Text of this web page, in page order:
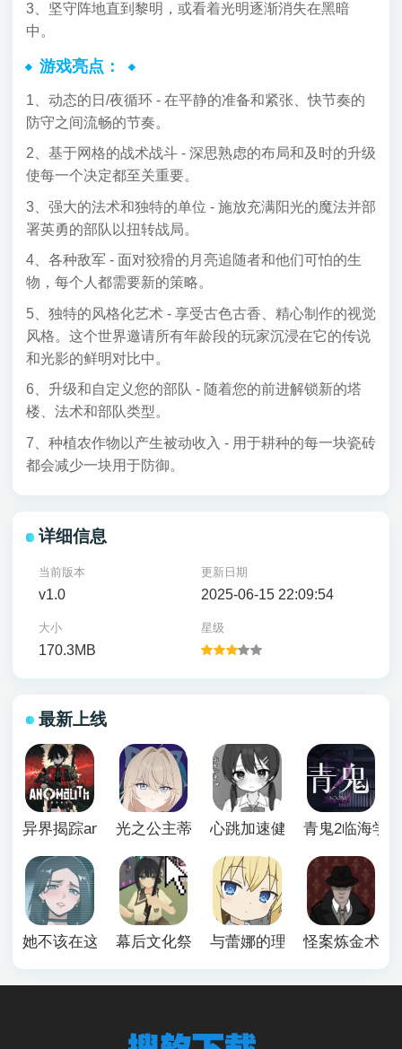
3、坚守阵地直到黎明，或看着光明逐渐消失在黑暗
中。
游戏亮点：
1、动态的日/夜循环 - 在平静的准备和紧张、快节奏的
防守之间流畅的节奏。
2、基于网格的战术战斗 - 深思熟虑的布局和及时的升级
使每一个决定都至关重要。
3、强大的法术和独特的单位 - 施放充满阳光的魔法并部
署英勇的部队以扭转战局。
4、各种敌军 - 面对狡猾的月亮追随者和他们可怕的生
物，每个人都需要新的策略。
5、独特的风格化艺术 - 享受古色古香、精心制作的视觉
风格。这个世界邀请所有年龄段的玩家沉浸在它的传说
和光影的鲜明对比中。
6、升级和自定义您的部队 - 随着您的前进解锁新的塔
楼、法术和部队类型。
7、种植农作物以产生被动收入 - 用于耕种的每一块瓷砖
都会减少一块用于防御。
详细信息
当前版本
v1.0
更新日期
2025-06-15 22:09:54
大小
170.3MB
星级
最新上线
异界揭踪anomalith光之公主蒂亚丽普莉兹姆游戏
心跳加速健康诊断安卓汉化
青鬼2临海学
她不该在这里官方版幕后文化祭游戏与蕾娜的理想生活安卓
怪案炼金术师